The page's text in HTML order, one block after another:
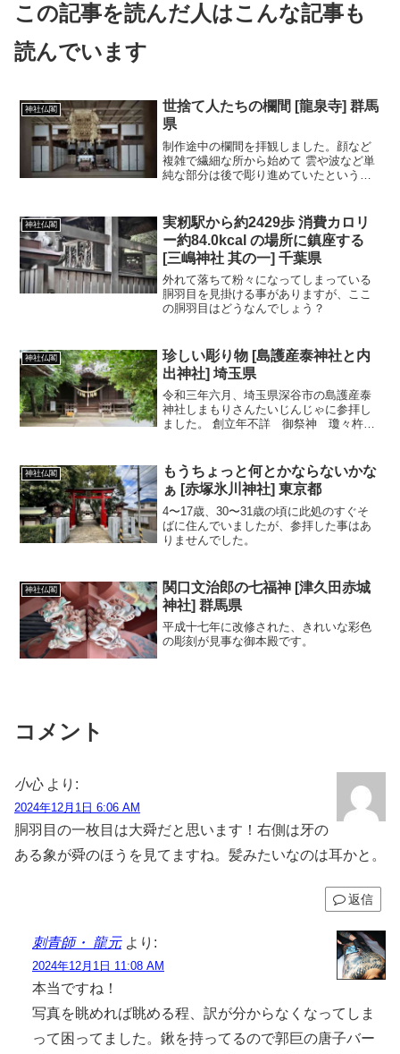
この記事を読んだ人はこんな記事も
読んでいます
神社仏閣
世捨て人たちの欄間 [龍泉寺] 群馬
県
制作途中の欄間を拝観しました。顔など
複雑で繊細な所から始めて 雲や波など単
純な部分は後で彫り進めていたという事
神社仏閣
実籾駅から約2429歩 消費カロリ
ー約84.0kcal の場所に鎮座する
[三嶋神社 其の一] 千葉県
外れて落ちて粉々になってしまっている
胴羽目を見掛ける事がありますが、ここ
の胴羽目はどうなんでしょう？
神社仏閣
珍しい彫り物 [島護産泰神社と内
出神社] 埼玉県
令和三年六月、埼玉県深谷市の島護産泰
神社しまもりさんたいじんじゃに参拝し
ました。 創立年不詳 御祭神 瓊々杵
神社仏閣
もうちょっと何とかならないかな
ぁ [赤塚氷川神社] 東京都
4〜17歳、30〜31歳の頃に此処のすぐそ
ばに住んでいましたが、参拝した事はあ
りませんでした。
神社仏閣
関口文治郎の七福神 [津久田赤城
神社] 群馬県
平成十七年に改修された、きれいな彩色
の彫刻が見事な御本殿です。
コメント
小心 より:
2024年12月1日 6:06 AM
胴羽目の一枚目は大舜だと思います！右側は牙の
ある象が舜のほうを見てますね。髪みたいなのは耳かと。
返信
刺青師・ 龍元 より:
2024年12月1日 11:08 AM
本当ですね！
写真を眺めれば眺める程、訳が分からなくなってしま
って困ってました。鍬を持ってるので郭巨の唐子バー